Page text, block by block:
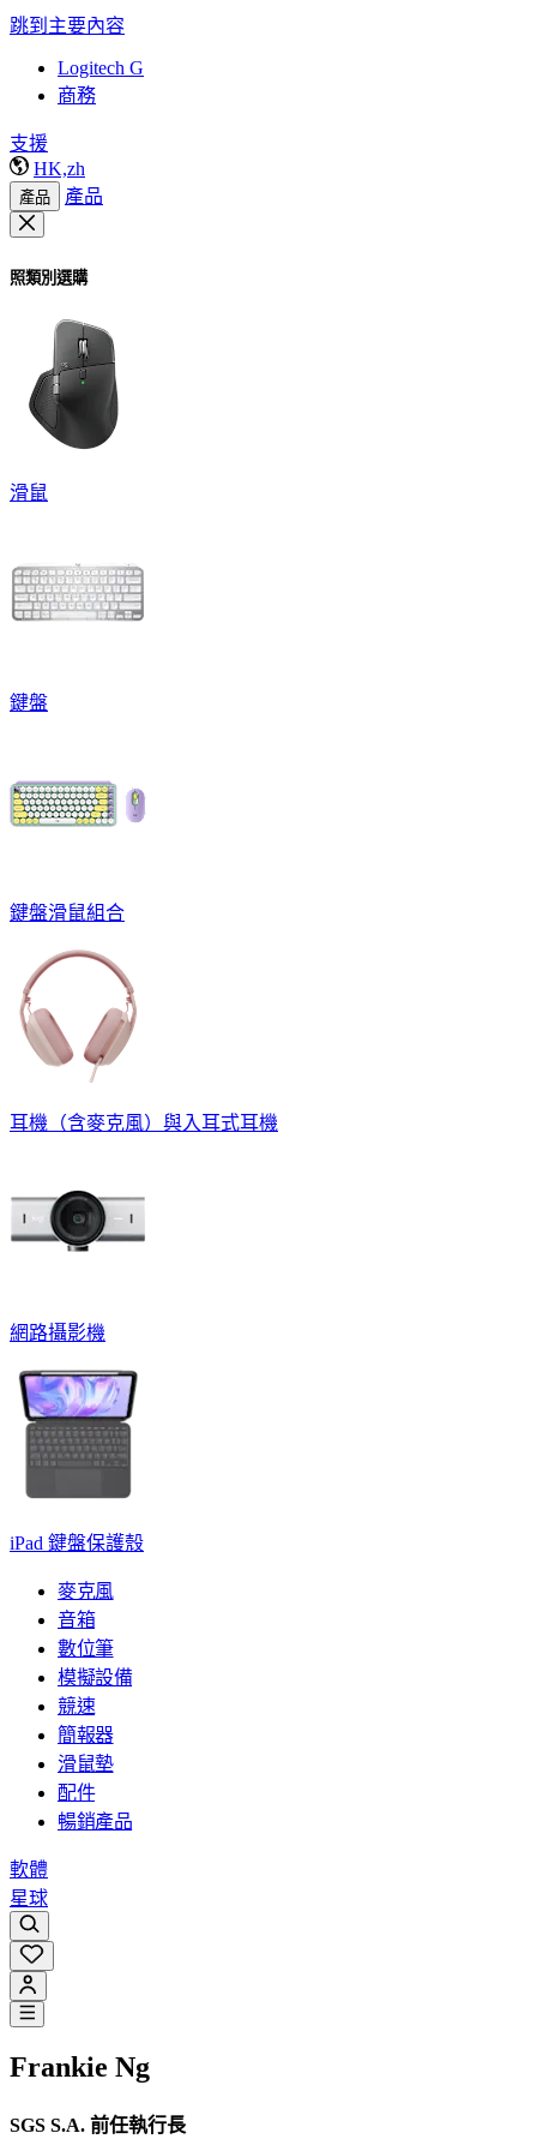
跳到主要內容
Logitech G
商務
支援
HK,zh
產品 產品
照類別選購
滑鼠
鍵盤
鍵盤滑鼠組合
耳機（含麥克風）與入耳式耳機
網路攝影機
iPad 鍵盤保護殼
麥克風
音箱
數位筆
模擬設備
競速
簡報器
滑鼠墊
配件
暢銷產品
軟體
星球
Frankie Ng
SGS S.A. 前任執行長